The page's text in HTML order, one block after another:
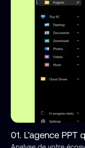
01. L’agence